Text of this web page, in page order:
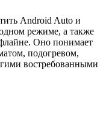
Android Auto и
режиме, а также
Оно понимает
подогревом,
востребованными